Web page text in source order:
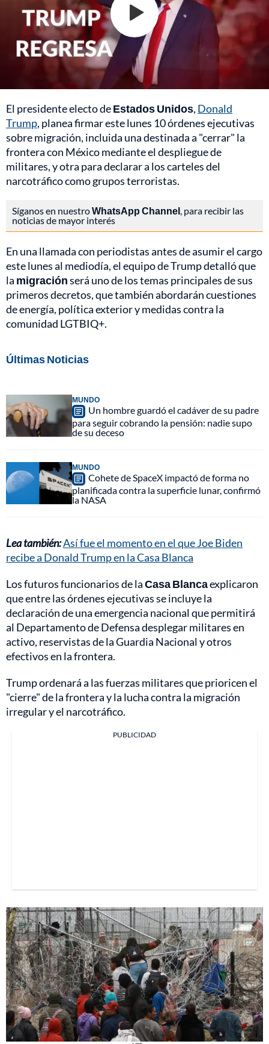
El presidente electo deEstados Unidos, Donald
Trump, planea firmar este lunes 10 órdenes ejecutivas
sobre migración, incluida una destinada a "cerrar" la
frontera con México mediante el despliegue de
militares, y otra para declarar a los carteles del
narcotráfico como grupos terroristas.
Síganos en nuestroWhatsApp Channel , para recibir las
noticias de mayor interés
En una llamada con periodistas antes de asumir el cargo
este lunes al mediodía, el equipo de Trump detalló que
la migraciónserá uno de los temas principales de sus
primeros decretos, que también abordarán cuestiones
de energía, política exterior y medidas contra la
comunidad LGTBIQ+.
Últimas Noticias
MUNDO
Un hombre guardó el cadáver de su padre
para seguir cobrando la pensión: nadie supo
de su deceso
MUNDO
Cohete de SpaceX impactó de forma no
planificada contra la superficie lunar, confirmó
la NASA
Lea también:Así fue el momento en el que Joe Biden
recibe a Donald Trump en la Casa Blanca
Los futuros funcionarios de laCasa Blancaexplicaron
que entre las órdenes ejecutivas se incluye la
declaración de una emergencia nacional que permitirá
al Departamento de Defensa desplegar militares en
activo, reservistas de la Guardia Nacional y otros
efectivos en la frontera.
Trump ordenará a las fuerzas militares que prioricen el
"cierre" de la frontera y la lucha contra la migración
irregular y el narcotráfico.
PUBLICIDAD